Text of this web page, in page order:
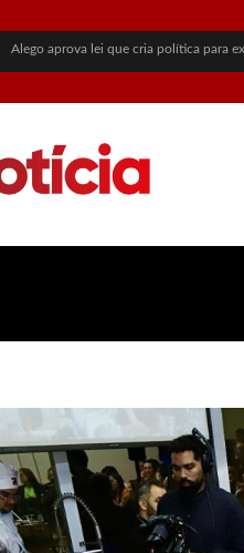
Alego aprova lei que cria política para exploração sustentável de terras raras em Goiás